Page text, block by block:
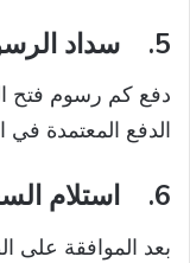
5. سداد
دفع كم رسوم فتح
الدفع المعتمدة في
6. استلام
بعد الموافقة على